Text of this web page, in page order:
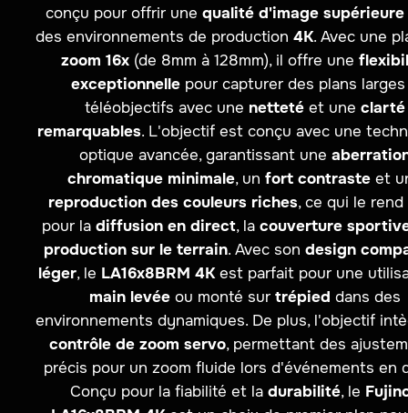
conçu pour offrir unequalité d'image supérieure
des environnements de production4K. Avec une
zoom 16x(de 8mm à 128mm), il offre une
exceptionnelle pour capturer des plans
téléobjectifs avec une nettetéet une clarté
remarquables. L'objectif est conçu avec une
optique avancée, garantissant une
chromatique minimale, un fort contrasteet
reproduction des couleurs riches, ce qui le rend
pour ladiffusion en direct, lacouverture
production sur le terrain. Avec son design
léger, le LA16x8BRM 4Kest parfait pour une
main levéeou monté sur trépied dans des
environnements dynamiques. De plus, l'objectif
contrôle de zoom servo, permettant des
précis pour un zoom fluide lors d'événements en
Conçu pour la fiabilité et la durabilité, le